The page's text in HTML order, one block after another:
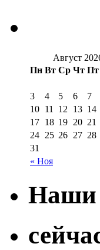
Август
Пн Вт Ср Чт Пт
« Ноя
3
4 5 6 7
10 11 12 13 14
17 18 19 20 21
24 25 26 27 28
31
Наши